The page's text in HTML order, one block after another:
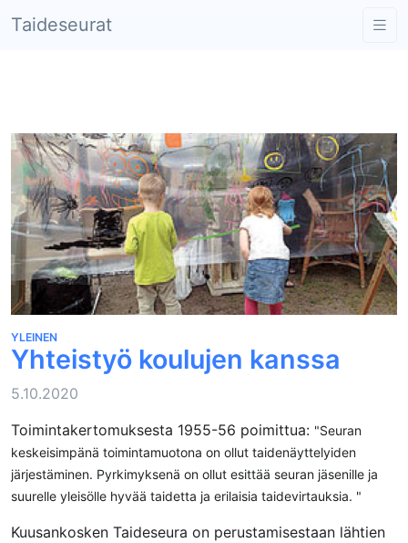
Taideseurat
Yhteistyö koulujen kanssa
YLEINEN
Yhteistyö koulujen kanssa
5.10.2020
Toimintakertomuksesta 1955-56 poimittua: "Seuran
keskeisimpänä toimintamuotona on ollut taidenäyttelyiden
järjestäminen. Pyrkimyksenä on ollut esittää seuran jäsenille ja
suurelle yleisölle hyvää taidetta ja erilaisia taidevirtauksia. "
Kuusankosken Taideseura on perustamisestaan lähtien